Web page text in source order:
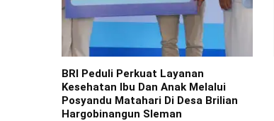
BRI Peduli Perkuat Layanan
Kesehatan Ibu Dan Anak Melalui
Posyandu Matahari Di Desa Brilian
Hargobinangun Sleman